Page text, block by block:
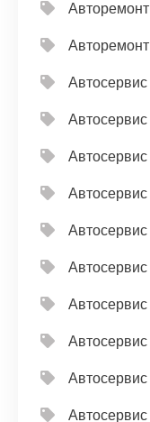
Авторемонт
Авторемонт
Автосервис
Автосервис
Автосервис
Автосервис
Автосервис
Автосервис
Автосервис
Автосервис
Автосервис
Автосервис